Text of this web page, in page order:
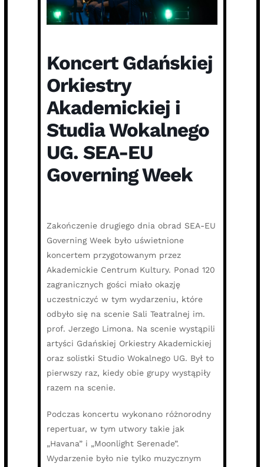
Koncert Gdańskiej
Orkiestry
Akademickiej i
Studia Wokalnego
UG. SEA-EU
Governing Week
Zakończenie drugiego dnia obrad SEA-EU
Governing Week było uświetnione
koncertem przygotowanym przez
Akademickie Centrum Kultury. Ponad 120
zagranicznych gości miało okazję
uczestniczyć w tym wydarzeniu, które
odbyło się na scenie Sali Teatralnej im.
prof. Jerzego Limona. Na scenie wystąpili
artyści Gdańskiej Orkiestry Akademickiej
oraz solistki Studio Wokalnego UG. Był to
pierwszy raz, kiedy obie grupy wystąpiły
razem na scenie.
Podczas koncertu wykonano różnorodny
repertuar, w tym utwory takie jak
„Havana” i „Moonlight Serenade”.
Wydarzenie było nie tylko muzycznym